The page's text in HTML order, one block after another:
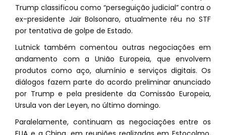
Trump classificou como “perseguição judicial” contra o
ex-presidente Jair Bolsonaro, atualmente réu no STF
por tentativa de golpe de Estado.
Lutnick também comentou outras negociações em
andamento com a União Europeia, que envolvem
produtos como aço, alumínio e serviços digitais. Os
diálogos fazem parte do acordo preliminar anunciado
por Trump e pela presidente da Comissão Europeia,
Ursula von der Leyen, no último domingo.
Paralelamente, continuam as negociações entre os